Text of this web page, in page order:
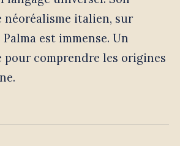
néoréalisme italien, sur
est immense. Un
comprendre les origines